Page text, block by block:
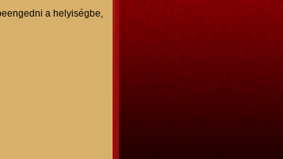
a helyiségbe,